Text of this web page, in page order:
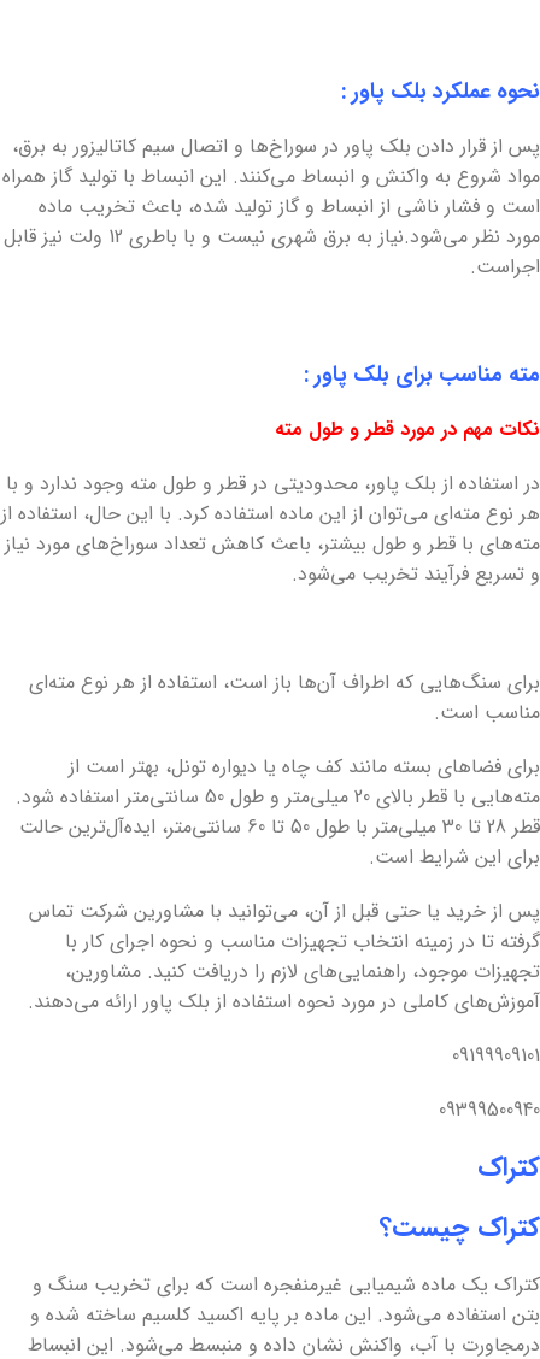
نحوه عملکرد بلک پاور :
پس از قرار دادن بلک پاور در سوراخ‌ها و اتصال سیم کاتالیزور به برق،
مواد شروع به واکنش و انبساط می‌کنند. این انبساط با تولید گاز همراه
است و فشار ناشی از انبساط و گاز تولید شده، باعث تخریب ماده
مورد نظر می‌شود.نیاز به برق شهری نیست و با باطری 12 ولت نیز قابل
اجراست.
مته مناسب برای بلک پاور :
نکات مهم در مورد قطر و طول مته
در استفاده از بلک پاور، محدودیتی در قطر و طول مته وجود ندارد و با
هر نوع مته‌ای می‌توان از این ماده استفاده کرد. با این حال، استفاده از
مته‌های با قطر و طول بیشتر، باعث کاهش تعداد سوراخ‌های مورد نیاز
و تسریع فرآیند تخریب می‌شود.
برای سنگ‌هایی که اطراف آن‌ها باز است، استفاده از هر نوع مته‌ای
مناسب است.
برای فضاهای بسته مانند کف چاه یا دیواره تونل، بهتر است از
مته‌هایی با قطر بالای 20 میلی‌متر و طول 50 سانتی‌متر استفاده شود.
قطر 28 تا 30 میلی‌متر با طول 50 تا 60 سانتی‌متر، ایده‌آل‌ترین حالت
برای این شرایط است.
پس از خرید یا حتی قبل از آن، می‌توانید با مشاورین شرکت تماس
گرفته تا در زمینه انتخاب تجهیزات مناسب و نحوه اجرای کار با
تجهیزات موجود، راهنمایی‌های لازم را دریافت کنید. مشاورین،
آموزش‌های کاملی در مورد نحوه استفاده از بلک پاور ارائه می‌دهند.
09199909101
09399500940
کتراک
کتراک چیست؟
کتراک یک ماده شیمیایی غیرمنفجره است که برای تخریب سنگ و
بتن استفاده می‌شود. این ماده بر پایه اکسید کلسیم ساخته شده و
درمجاورت با آب، واکنش نشان داده و منبسط می‌شود. این انبساط